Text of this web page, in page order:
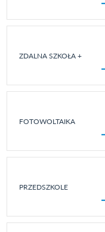
ZDALNA SZKOŁA +
FOTOWOLTAIKA
PRZEDSZKOLE